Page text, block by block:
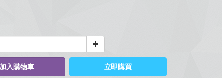
加入購物車 立即購買